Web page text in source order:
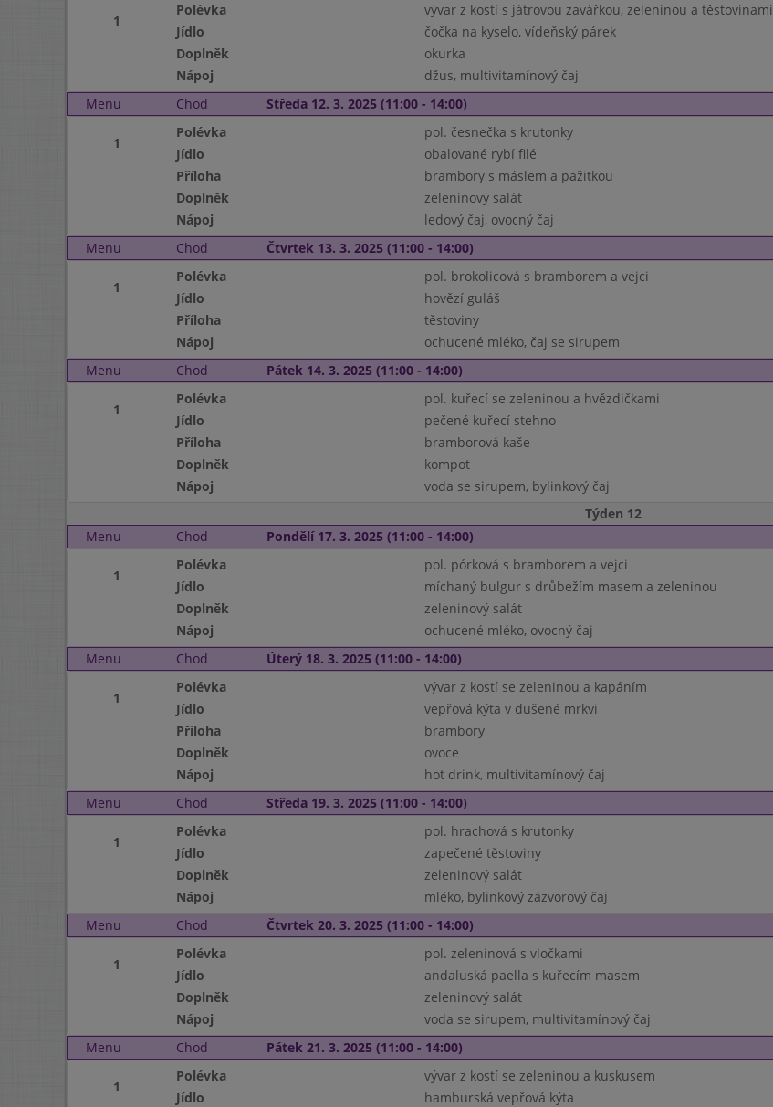
1
Polévka vývar z kostí s játrovou zavářkou, zeleninou a těstovinami
Jídlo
čočka na kyselo, vídeňský párek
Doplněk
okurka
Nápoj
džus, multivitamínový čaj
Menu
Chod Středa 12. 3. 2025 (11:00 - 14:00)
1
Polévka pol. česnečka s krutonky
Jídlo
obalované rybí filé
Příloha
brambory s máslem a pažitkou
Doplněk
zeleninový salát
Nápoj
ledový čaj, ovocný čaj
Menu
Chod Čtvrtek 13. 3. 2025 (11:00 - 14:00)
1
Polévka pol. brokolicová s bramborem a vejci
Jídlo
hovězí guláš
Příloha
těstoviny
Nápoj
ochucené mléko, čaj se sirupem
Menu
Chod Pátek 14. 3. 2025 (11:00 - 14:00)
1
Polévka pol. kuřecí se zeleninou a hvězdičkami
Jídlo
pečené kuřecí stehno
Příloha
bramborová kaše
Doplněk
kompot
Nápoj
voda se sirupem, bylinkový čaj
Týden 12
Menu
Chod Pondělí 17. 3. 2025 (11:00 - 14:00)
1
Polévka pol. pórková s bramborem a vejci
Jídlo
míchaný bulgur s drůbežím masem a zeleninou
Doplněk
zeleninový salát
Nápoj
ochucené mléko, ovocný čaj
Menu
Chod Úterý 18. 3. 2025 (11:00 - 14:00)
1
Polévka vývar z kostí se zeleninou a kapáním
Jídlo
vepřová kýta v dušené mrkvi
Příloha
brambory
Doplněk
ovoce
Nápoj
hot drink, multivitamínový čaj
Menu
Chod Středa 19. 3. 2025 (11:00 - 14:00)
1
Polévka pol. hrachová s krutonky
Jídlo
zapečené těstoviny
Doplněk
zeleninový salát
Nápoj
mléko, bylinkový zázvorový čaj
Menu
Chod Čtvrtek 20. 3. 2025 (11:00 - 14:00)
1
Polévka pol. zeleninová s vločkami
Jídlo
andaluská paella s kuřecím masem
Doplněk
zeleninový salát
Nápoj
voda se sirupem, multivitamínový čaj
Menu
Chod Pátek 21. 3. 2025 (11:00 - 14:00)
1
Polévka vývar z kostí se zeleninou a kuskusem
Jídlo
hamburská vepřová kýta